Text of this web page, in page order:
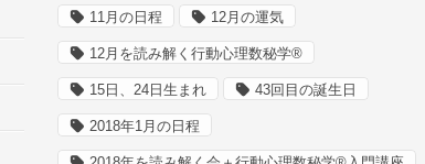
11月の日程 12月の運気
12月を読み解く行動心理数秘学®
15日、24日生まれ 43回目の誕生日
2018年1月の日程